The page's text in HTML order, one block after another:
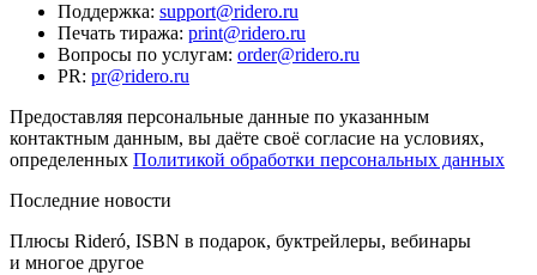
Поддержка: support@ridero.ru
Печать тиража: print@ridero.ru
Вопросы по услугам: order@ridero.ru
PR: pr@ridero.ru
Предоставляя персональные данные по указанным
контактным данным, вы даёте своё согласие на условиях,
определенных Политикой обработки персональных данных
Последние новости
Плюсы Rideró, ISBN в подарок, буктрейлеры, вебинары
и многое другое